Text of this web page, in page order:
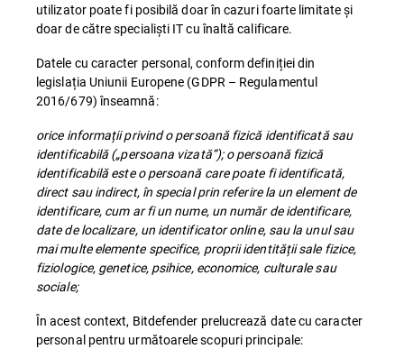
utilizator poate fi posibilă doar în cazuri foarte limitate și
doar de către specialiști IT cu înaltă calificare.
Datele cu caracter personal, conform definiției din
legislația Uniunii Europene (GDPR – Regulamentul
2016/679) înseamnă:
orice informații privind o persoană fizică identificată sau
identificabilă („persoana vizată”); o persoană fizică
identificabilă este o persoană care poate fi identificată,
direct sau indirect, în special prin referire la un element de
identificare, cum ar fi un nume, un număr de identificare,
date de localizare, un identificator online, sau la unul sau
mai multe elemente specifice, proprii identității sale fizice,
fiziologice, genetice, psihice, economice, culturale sau
sociale;
În acest context, Bitdefender prelucrează date cu caracter
personal pentru următoarele scopuri principale: